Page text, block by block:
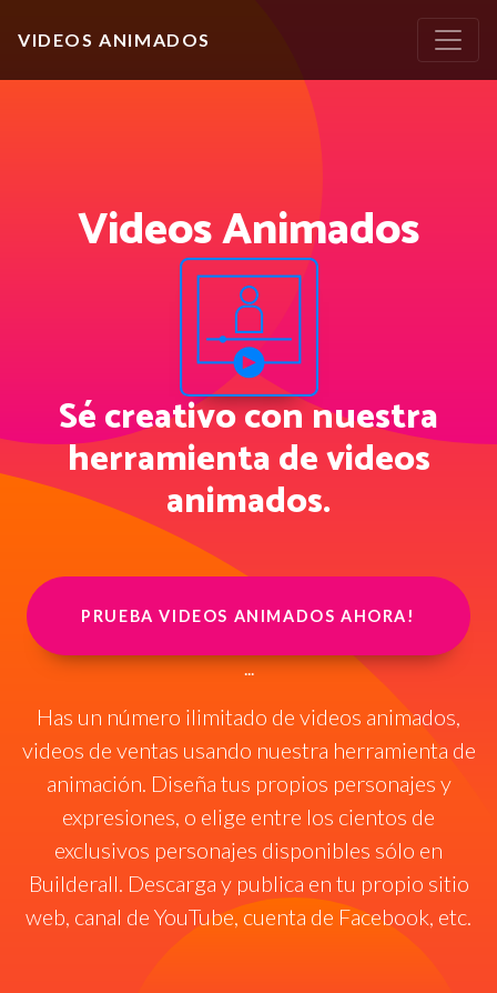
VIDEOS ANIMADOS
Videos Animados
Sé creativo con nuestra
herramienta de videos
animados.
PRUEBA VIDEOS ANIMADOS AHORA!
...
Has un número ilimitado de videos animados,
videos de ventas usando nuestra herramienta de
animación. Diseña tus propios personajes y
expresiones, o elige entre los cientos de
exclusivos personajes disponibles sólo en
Builderall. Descarga y publica en tu propio sitio
web, canal de YouTube, cuenta de Facebook, etc.